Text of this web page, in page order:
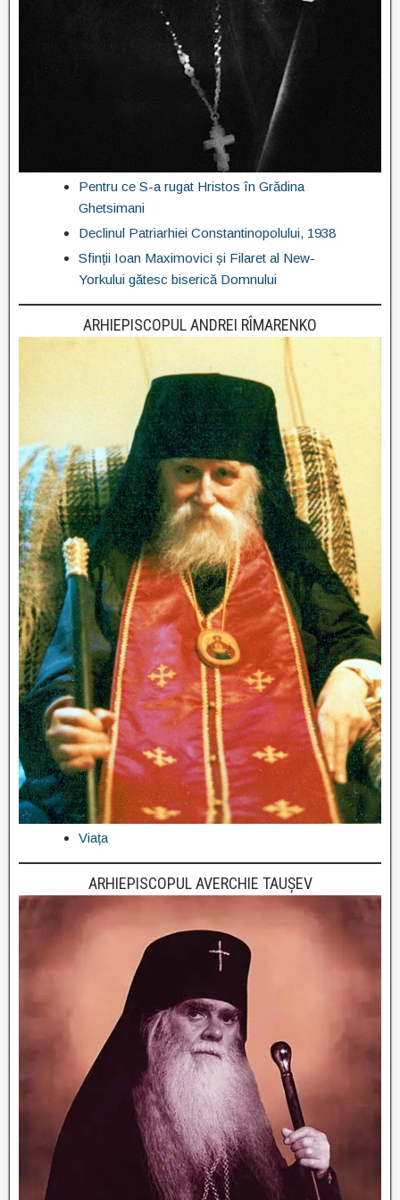
Pentru ce S-a rugat Hristos în Grădina
Ghetsimani
Declinul Patriarhiei Constantinopolului, 1938
Sfinții Ioan Maximovici și Filaret al New-
Yorkului gătesc biserică Domnului
ARHIEPISCOPUL ANDREI RÎMARENKO
Viața
ARHIEPISCOPUL AVERCHIE TAUȘEV